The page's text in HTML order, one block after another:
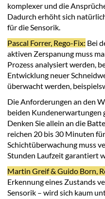
komplexer und die
Dadurch erhöht sich
für die Sensorik.
Pascal Forrer, Rego-Fix: Bei
aktiven Zerspanung muss
Prozess analysiert werden,
Entwicklung neuer
überwacht werden,
Die Anforderungen an den
beiden Kundenerwartungen
Denken Sie allein an die
reichen 20 bis 30 Minuten
Schichtüberwachung muss
Stunden Laufzeit garantiert
Martin Greif & Guido Born,
Erkennung eines Zustands
Sensorik – wird sich kaum